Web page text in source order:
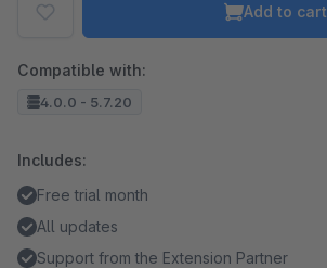
Add to cart
Compatible with:
4.0.0 - 5.7.20
Includes:
Free trial month
All updates
Support from the Extension Partner